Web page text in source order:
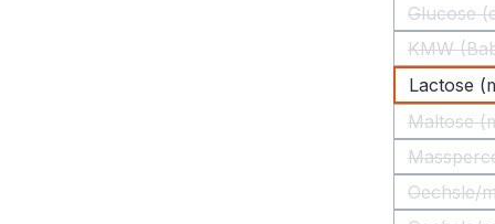
Glucose
KMW
Lactose
Maltose
Oechsle/